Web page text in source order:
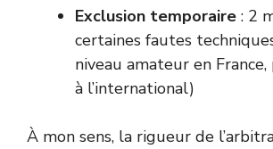
Exclusion temporaire : 2
certaines fautes
niveau amateur en
à l’international)
À mon sens, la rigueur de